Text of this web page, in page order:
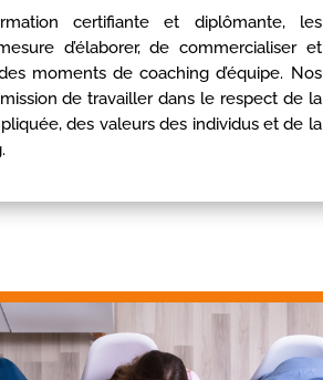
certifiante et diplômante, les
d’élaborer, de commercialiser et
moments de coaching d’équipe. Nos
de travailler dans le respect de la
des valeurs des individus et de la